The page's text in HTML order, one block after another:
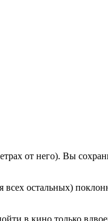
от него). Вы
остальных)